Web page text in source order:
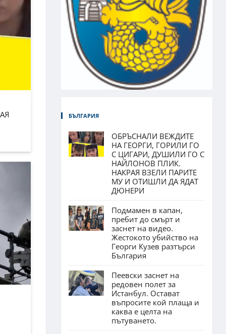
БЪЛГАРИЯ
ОБРЪСНАЛИ ВЕЖДИТЕ
НА ГЕОРГИ, ГОРИЛИ ГО
С ЦИГАРИ, ДУШИЛИ ГО С
НАЙЛОНОВ ПЛИК.
НАКРАЯ ВЗЕЛИ ПАРИТЕ
МУ И ОТИШЛИ ДА ЯДАТ
ДЮНЕРИ
Подмамен в капан,
пребит до смърт и
заснет на видео.
Жестокото убийство на
Георги Кузев разтърси
България
Пеевски заснет на
редовен полет за
Истанбул. Остават
въпросите кой плаща и
каква е целта на
пътуването.